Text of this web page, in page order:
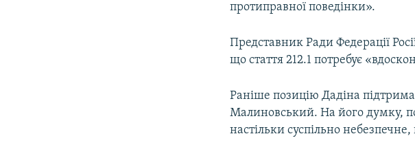
протиправної поведінки».
Представник Ради Федерації
що стаття 212.1 потребує
Раніше позицію Дадіна
Малиновський. На його думку,
настільки суспільно